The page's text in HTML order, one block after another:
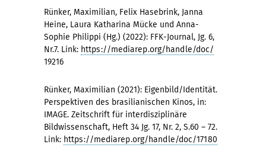
Rünker, Maximilian, Felix Hasebrink, Janna
Heine, Laura Katharina Mücke und Anna-
Sophie Philippi (Hg.) (2022): FFK-Journal, Jg. 6,
Nr.7. Link: https://mediarep.org/handle/doc/
19216
Rünker, Maximilian (2021): Eigenbild/Identität.
Perspektiven des brasilianischen Kinos, in:
IMAGE. Zeitschrift für interdisziplinäre
Bildwissenschaft, Heft 34 Jg. 17, Nr. 2, S.60 – 72.
Link: https://mediarep.org/handle/doc/17180